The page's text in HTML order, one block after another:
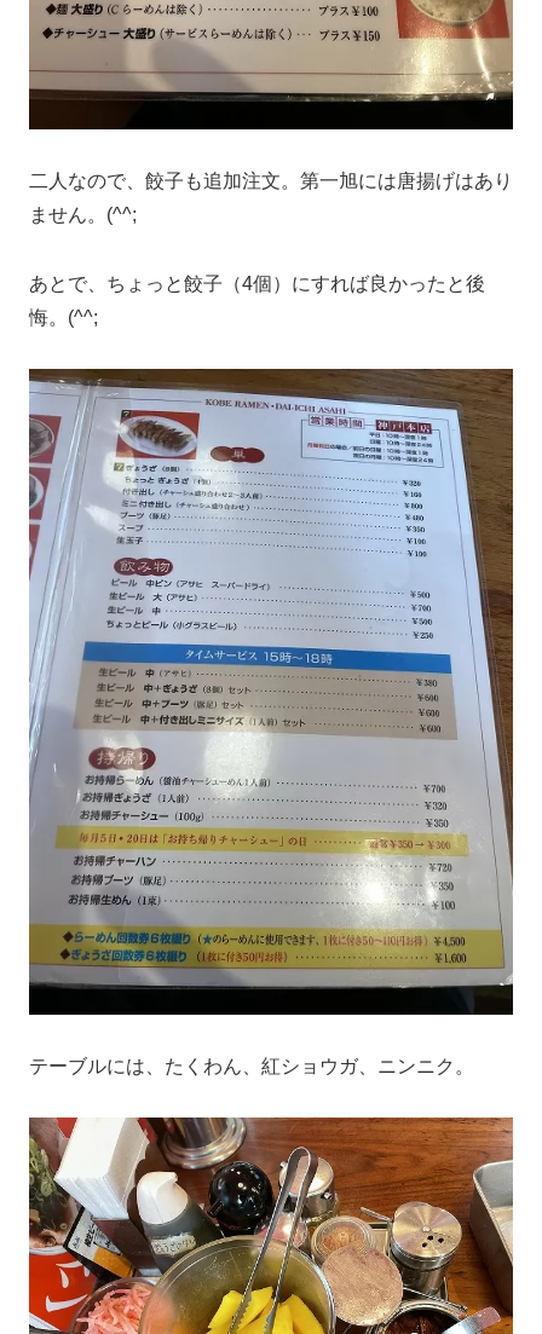
二人なので、餃子も追加注文。第一旭には唐揚げはあり
ません。(^^;
あとで、ちょっと餃子（4個）にすれば良かったと後
悔。(^^;
テーブルには、たくわん、紅ショウガ、ニンニク。